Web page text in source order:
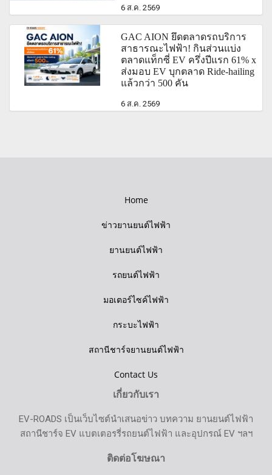
6 ส.ค. 2569
GAC AION ยึดตลาดรถบริการ
สาธารณะไฟฟ้า! กินส่วนแบ่ง
ตลาดแท็กซี่ EV ครึ่งปีแรก 61% x
ส่งมอบ EV บุกตลาด Ride-hailing
แล้วกว่า 500 คัน
6 ส.ค. 2569
Home
ข่าวยานยนต์ไฟฟ้า
ยานยนต์ไฟฟ้า
รถยนต์ไฟฟ้า
มอเตอร์ไซค์ไฟฟ้า
กระบะไฟฟ้า
สถานีชาร์จยานยนต์ไฟฟ้า
Contact Us
เกี่ยวกับเรา
EV-ROADS เป็นเว็บไซต์นำเสนอข่าว บทความ ยานยนต์ไฟฟ้า
สถานีชาร์จ EV แบตเตอรรี่รถยนต์ไฟฟ้า และอุปกรณ์ EV ฯลฯ
ติดต่อโฆษณา